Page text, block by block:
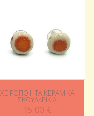
ΧΕΙΡΟΠΟΊΗΤΑ ΚΕΡΑΜΙΚΆ
ΣΚΟΥΛΑΡΊΚΙΑ
15.00 €